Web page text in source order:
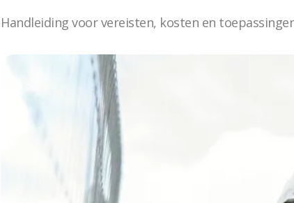
Handleiding voor vereisten, kosten en